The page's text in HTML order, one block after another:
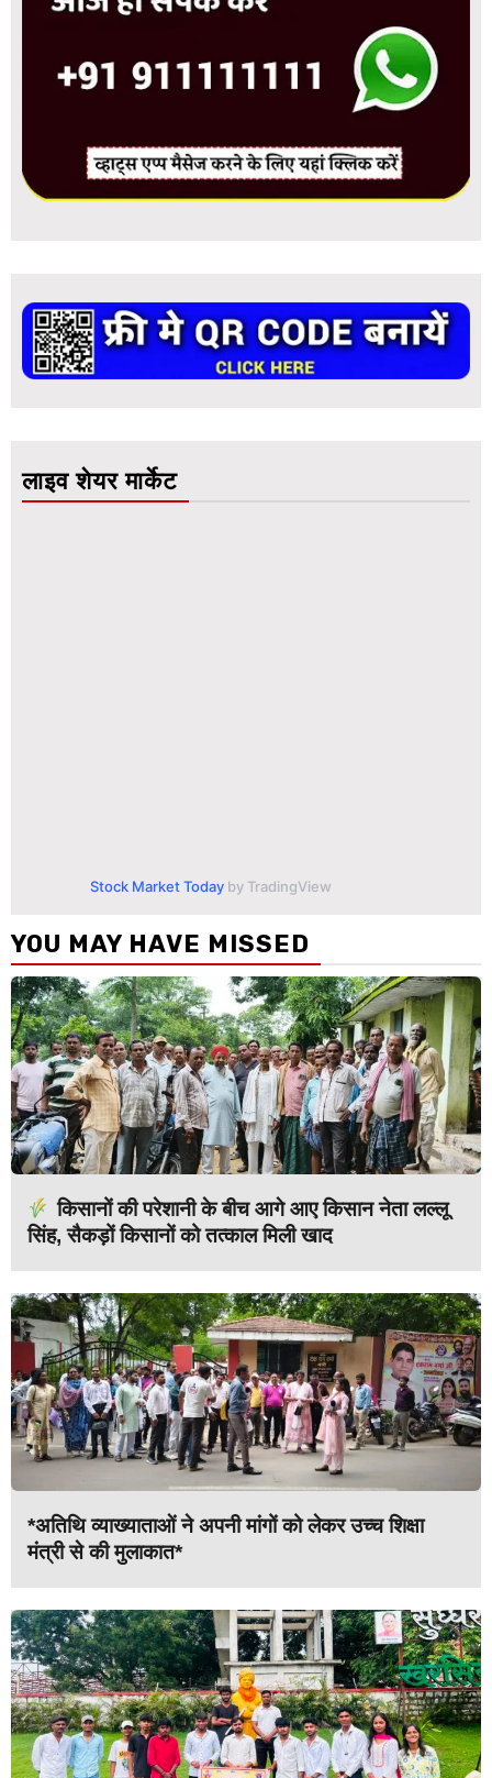
लाइव शेयर मार्केट
Stock Market Today by TradingView
YOU MAY HAVE MISSED
किसानों की परेशानी के बीच आगे आए किसान नेता लल्लू
सिंह, सैकड़ों किसानों को तत्काल मिली खाद
*अतिथि व्याख्याताओं ने अपनी मांगों को लेकर उच्च शिक्षा
मंत्री से की मुलाकात*